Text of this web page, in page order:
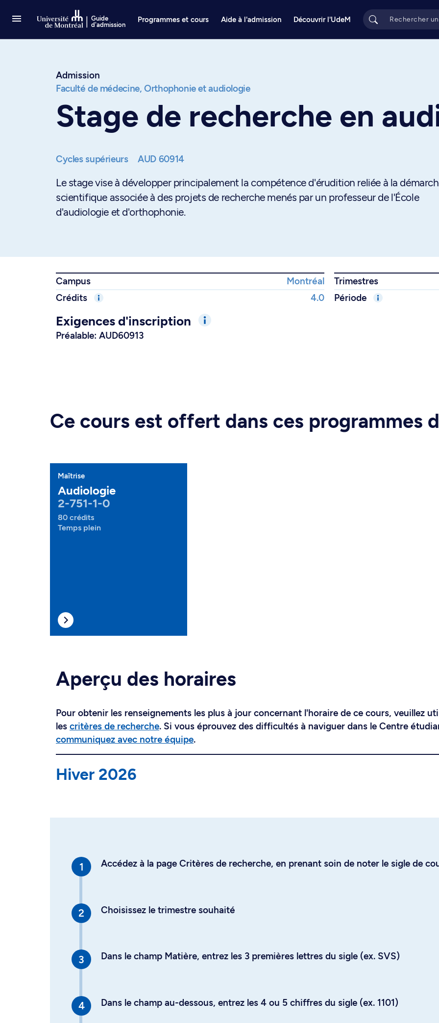
Guide
d'admission
Programmes et cours Aide à l'admission Découvrir l'UdeM
Admission
Faculté de médecine, Orthophonie et audiologie
Stage de recherche en
Cycles supérieurs AUD 60914
Le stage vise à développer principalement la compétence d'érudition reliée à la
scientifique associée à des projets de recherche menés par un professeur de l'École
d'audiologie et d'orthophonie.
Campus Montréal
Trimestres
Crédits
4.0 Période
Exigences d'inscription
Préalable: AUD60913
Ce cours est offert dans ces programmes
Maîtrise
Audiologie
2-751-1-0
80 crédits
Temps plein
Aperçu des horaires
Pour obtenir les renseignements les plus à jour concernant l'horaire de ce cours, veuillez
les critères de recherche. Si vous éprouvez des difficultés à naviguer dans le Centre
communiquez avec notre équipe.
Hiver 2026
Accédez à la page Critères de recherche, en prenant soin de noter le sigle de
Choisissez le trimestre souhaité
Dans le champ Matière, entrez les 3 premières lettres du sigle (ex. SVS)
Dans le champ au-dessous, entrez les 4 ou 5 chiffres du sigle (ex. 1101)